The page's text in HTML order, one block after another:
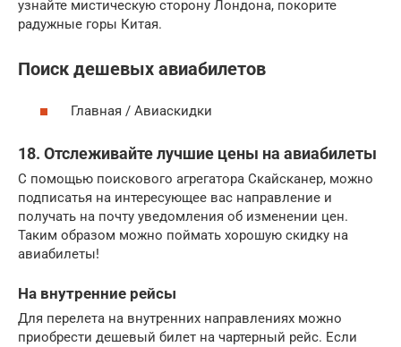
узнайте мистическую сторону Лондона, покорите
радужные горы Китая.
Поиск дешевых авиабилетов
Главная / Авиаскидки
18. Отслеживайте лучшие цены на авиабилеты
С помощью поискового агрегатора Скайсканер, можно
подписатья на интересующее вас направление и
получать на почту уведомления об изменении цен.
Таким образом можно поймать хорошую скидку на
авиабилеты!
На внутренние рейсы
Для перелета на внутренних направлениях можно
приобрести дешевый билет на чартерный рейс. Если